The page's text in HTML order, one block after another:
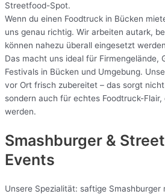
Streetfood-Spot.
Wenn du einen Foodtruck in Bücken
uns genau richtig. Wir arbeiten autark,
können nahezu überall eingesetzt
Das macht uns ideal für Firmengelände,
Festivals in Bücken und Umgebung.
vor Ort frisch zubereitet – das sorgt
sondern auch für echtes Foodtruck-Flair,
werden.
Smashburger &
Events
Unsere Spezialität: saftige Smashburger